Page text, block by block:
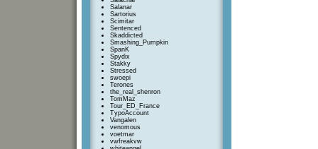
Salanar
Sartorius
Scimitar
Sentenced
Skaddicted
Smashing_Pumpkin
SpanK
Spydix
Stakky
Stressed
swoepi
Terones
the_real_shenron
TomMaz
Tour_ED_France
TypoAccount
Vangalen
venomous
voetmar
vwfreakvw